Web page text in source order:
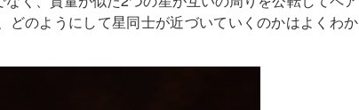
のようにして星同士が近づいていくのかはよくわか